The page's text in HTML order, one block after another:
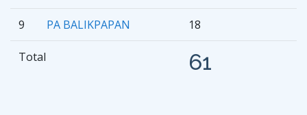
9 PA BALIKPAPAN 18
Total 61